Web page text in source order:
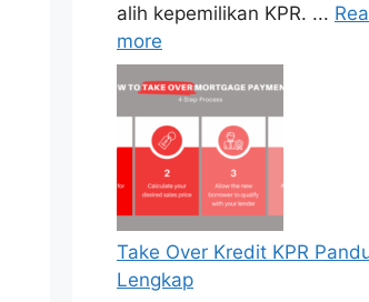
alih kepemilikan KPR. ...
more
Take Over Kredit KPR
Lengkap